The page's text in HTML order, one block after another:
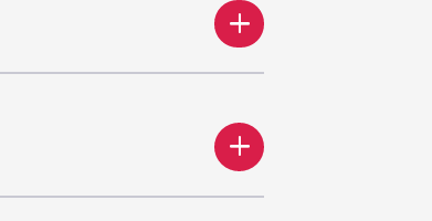
add
add